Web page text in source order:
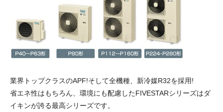
業界トップクラスのAPF!そして全機種、新冷媒R32を採用!
省エネ性はもちろん、環境にも配慮したFIVESTARシリーズはダ
イキンが誇る最高シリーズです。